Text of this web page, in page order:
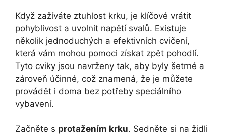
Když zažíváte ztuhlost krku, je klíčové vrátit
pohyblivost a uvolnit napětí svalů. Existuje
několik jednoduchých a efektivních cvičení,
která vám mohou pomoci získat zpět pohodlí.
Tyto cviky jsou navrženy tak, aby byly šetrné a
zároveň účinné, což znamená, že je můžete
provádět i doma bez potřeby speciálního
vybavení.
Začněte s protažením krku. Sedněte si na židli